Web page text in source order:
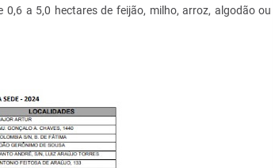
a 5,0 hectares de feijão, milho, arroz, algodão ou